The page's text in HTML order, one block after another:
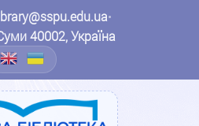
•
40002, Україна